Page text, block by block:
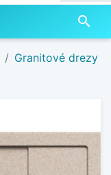
search
Granitové drezy